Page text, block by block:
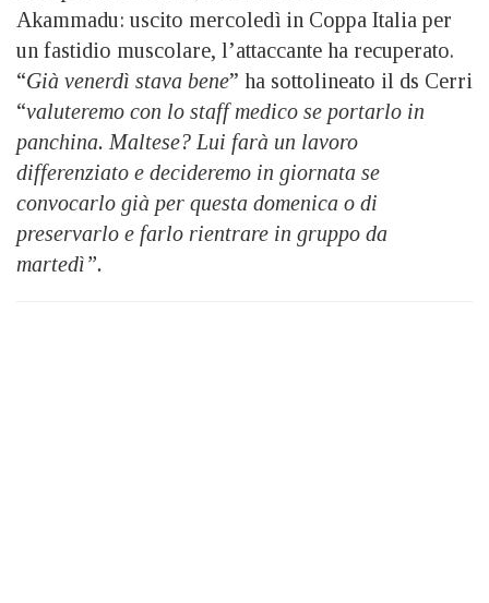
Akammadu: uscito mercoledì in Coppa Italia per
un fastidio muscolare, l’attaccante ha recuperato.
“Già venerdì stava bene” ha sottolineato il ds Cerri
“valuteremo con lo staff medico se portarlo in
panchina. Maltese? Lui farà un lavoro
differenziato e decideremo in giornata se
convocarlo già per questa domenica o di
preservarlo e farlo rientrare in gruppo da
martedì”.